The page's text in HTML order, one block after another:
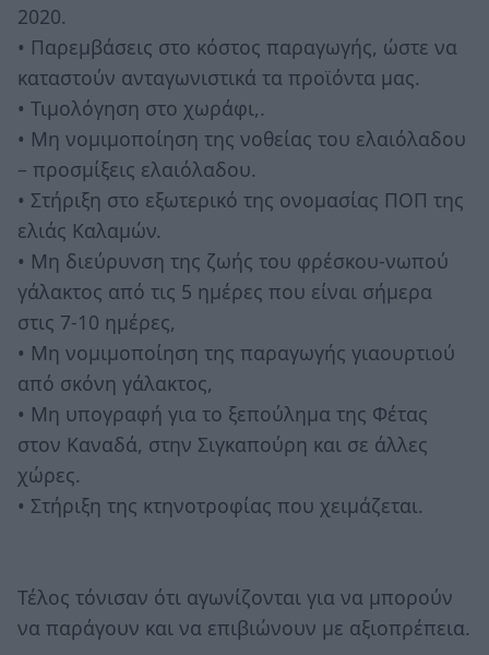
2020.
• Παρεμβάσεις στο κόστος παραγωγής, ώστε να
καταστούν ανταγωνιστικά τα προϊόντα μας.
• Τιμολόγηση στο χωράφι,.
• Μη νομιμοποίηση της νοθείας του ελαιόλαδου
– προσμίξεις ελαιόλαδου.
• Στήριξη στο εξωτερικό της ονομασίας ΠΟΠ της
ελιάς Καλαμών.
• Μη διεύρυνση της ζωής του φρέσκου-νωπού
γάλακτος από τις 5 ημέρες που είναι σήμερα
στις 7-10 ημέρες,
• Μη νομιμοποίηση της παραγωγής γιαουρτιού
από σκόνη γάλακτος,
• Μη υπογραφή για το ξεπούλημα της Φέτας
στον Καναδά, στην Σιγκαπούρη και σε άλλες
χώρες.
• Στήριξη της κτηνοτροφίας που χειμάζεται.
Τέλος τόνισαν ότι αγωνίζονται για να μπορούν
να παράγουν και να επιβιώνουν με αξιοπρέπεια.